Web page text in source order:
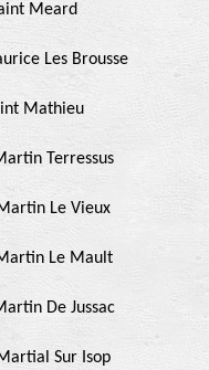
Meard
Les Brousse
Mathieu
Terressus
Le Vieux
Le Mault
De Jussac
Sur Isop